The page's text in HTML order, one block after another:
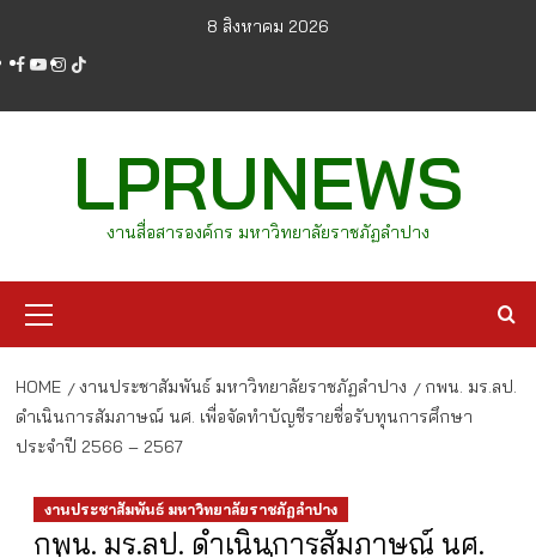
content
8 สิงหาคม 2026
facebook
youtube
instagram
tiktok
LPRUNEWS
งานสื่อสารองค์กร มหาวิทยาลัยราชภัฏลำปาง
Menu
HOME งานประชาสัมพันธ์ มหาวิทยาลัยราชภัฏลำปาง
กพน. มร.ลป.
ดำเนินการสัมภาษณ์ นศ. เพื่อจัดทำบัญชีรายชื่อรับทุนการศึกษา
ประจำปี 2566 – 2567
งานประชาสัมพันธ์ มหาวิทยาลัยราชภัฏลำปาง
กพน. มร.ลป. ดำเนินการสัมภาษณ์ นศ.